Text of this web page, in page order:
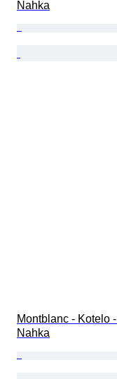
Nahka
Montblanc - Kotelo -
Nahka